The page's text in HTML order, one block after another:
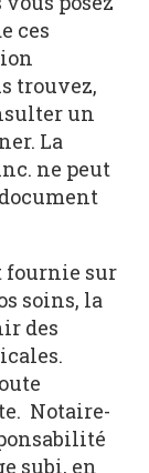
ces
trouvez,
un
La
ne peut
fournie sur
soins, la
des
Notaire-
subi, en